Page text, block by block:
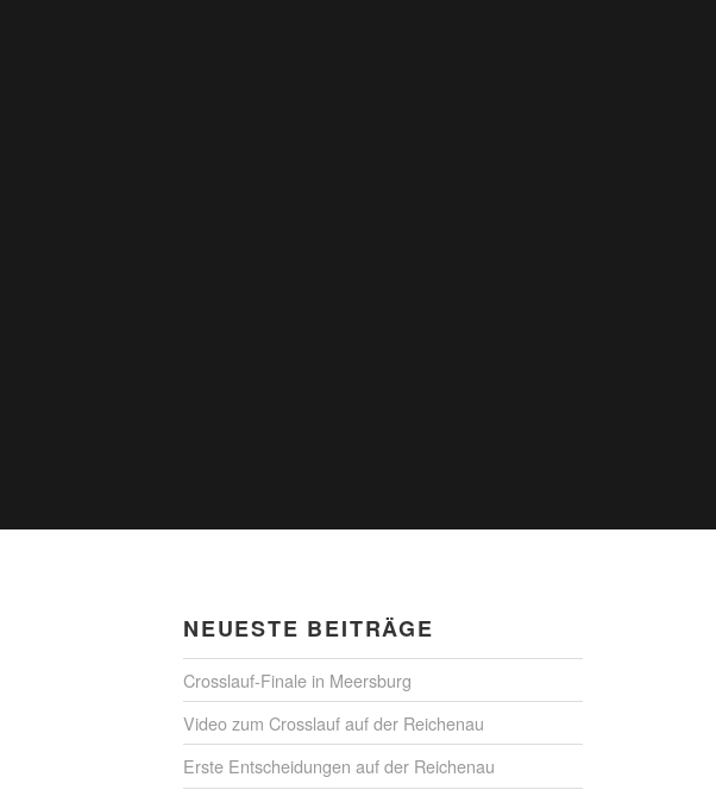
NEUESTE BEITRÄGE
Crosslauf-Finale in Meersburg
Video zum Crosslauf auf der Reichenau
Erste Entscheidungen auf der Reichenau